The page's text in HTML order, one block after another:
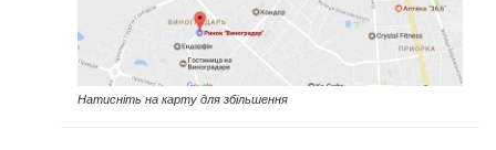
Натисніть на карту для збільшення